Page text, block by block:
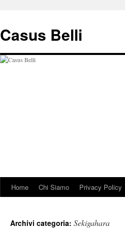
contenuto
Casus Belli
Home Chi Siamo Privacy Policy
Archivi categoria: Sekigahara